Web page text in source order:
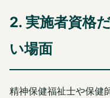
2. 実施者資格
い場面
精神保健福祉士や保健